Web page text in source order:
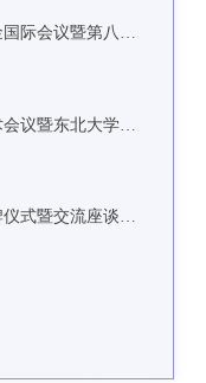
东北大学附属总医院揭牌仪式暨交流座谈会举行